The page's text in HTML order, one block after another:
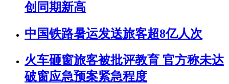
创同期新高
中国铁路暑运发送旅客超8亿人次
火车砸窗旅客被批评教育 官方称未达
破窗应急预案紧急程度